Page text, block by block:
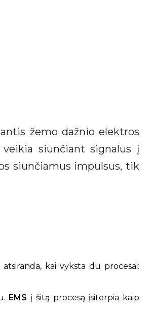
žemo dažnio elektros
siunčiant signalus į
siunčiamus impulsus, tik
kai vyksta du procesai:
EMS į šitą procesą įsiterpia kaip